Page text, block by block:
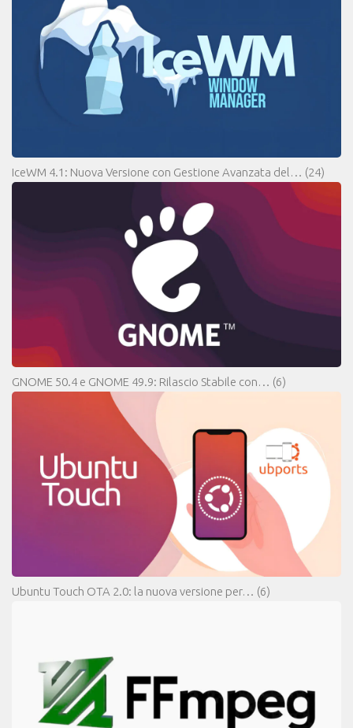
IceWM 4.1: Nuova Versione con Gestione Avanzata del… (24)
GNOME 50.4 e GNOME 49.9: Rilascio Stabile con… (6)
Ubuntu Touch OTA 2.0: la nuova versione per… (6)